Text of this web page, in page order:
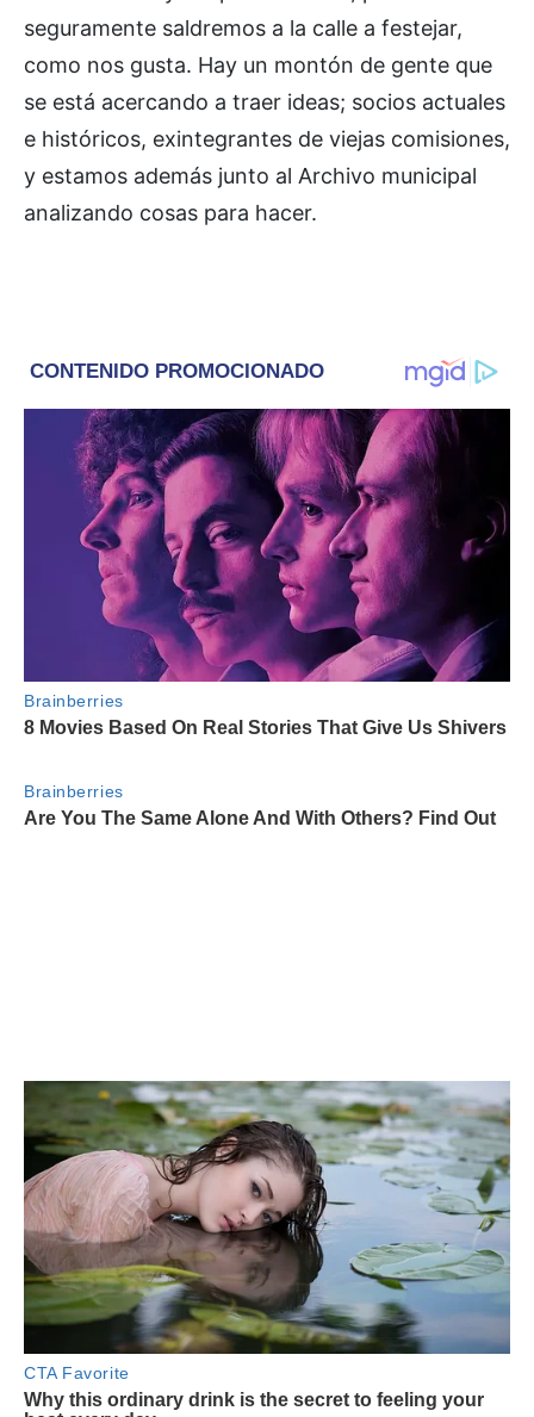
seguramente saldremos a la calle a festejar,
como nos gusta. Hay un montón de gente que
se está acercando a traer ideas; socios actuales
e históricos, exintegrantes de viejas comisiones,
y estamos además junto al Archivo municipal
analizando cosas para hacer.